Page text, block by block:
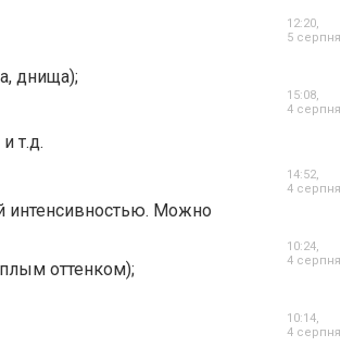
днища);
т.д.
интенсивностью. Можно
оттенком);
12:20,
5 серпня
15:08,
4 серпня
14:52,
4 серпня
10:24,
4 серпня
10:14,
4 серпня